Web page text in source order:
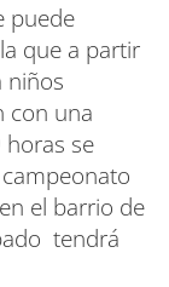
puede
que a partir
niños
con una
horas se
el barrio de
tendrá